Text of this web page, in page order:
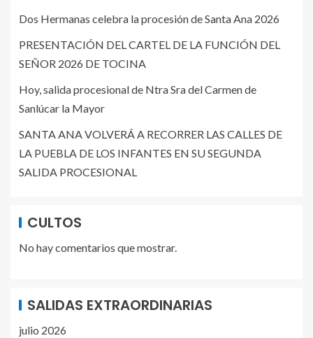
Dos Hermanas celebra la procesión de Santa Ana 2026
PRESENTACIÓN DEL CARTEL DE LA FUNCIÓN DEL
SEÑOR 2026 DE TOCINA
Hoy, salida procesional de Ntra Sra del Carmen de
Sanlúcar la Mayor
SANTA ANA VOLVERÁ A RECORRER LAS CALLES DE
LA PUEBLA DE LOS INFANTES EN SU SEGUNDA
SALIDA PROCESIONAL
CULTOS
No hay comentarios que mostrar.
SALIDAS EXTRAORDINARIAS
julio 2026